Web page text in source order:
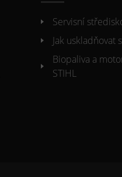
Servisní
Jak uskladňovat
Biopaliva a
STIHL